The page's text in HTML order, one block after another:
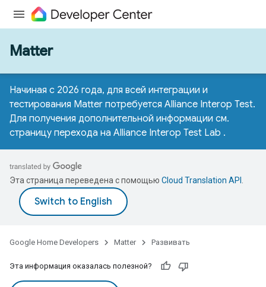
Matter
Начиная с 2026 года, для всей интеграции и
тестирования Matter потребуется Alliance Interop Test.
Для получения дополнительной информации см.
страницу перехода на Alliance Interop Test Lab .
Эта страница переведена с помощью Cloud Translation API
Google Home Developers Matter Развивать
Эта информация оказалась полезной?